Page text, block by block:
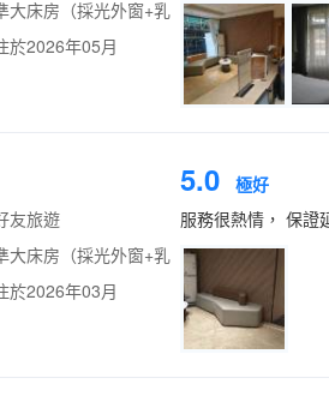
大床房（採光外窗+乳
於2026年05月
友旅遊
大床房（採光外窗+乳
於2026年03月
5.0 極好
服務很熱情， 保證